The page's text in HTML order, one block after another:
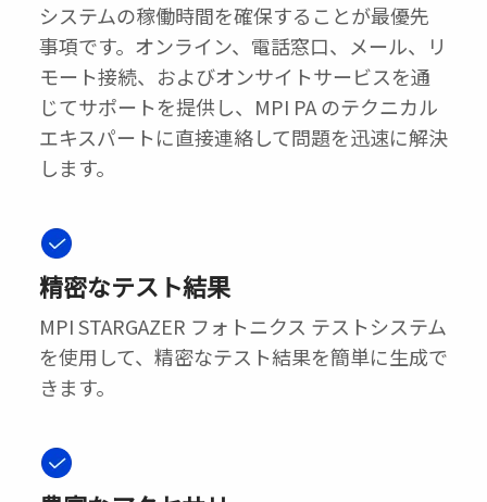
システムの稼働時間を確保することが最優先
事項です。オンライン、電話窓口、メール、リ
モート接続、およびオンサイトサービスを通
じてサポートを提供し、MPI PA のテクニカル
エキスパートに直接連絡して問題を迅速に解決
します。
精密なテスト結果
MPI STARGAZER フォトニクス テストシステム
を使用して、精密なテスト結果を簡単に生成で
きます。